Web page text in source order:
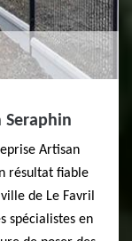
Seraphin
Artisan
résultat fiable
de Le Favril
spécialistes en